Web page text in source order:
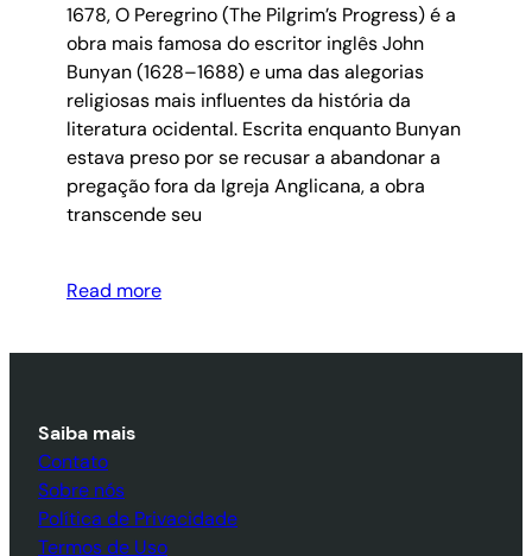
1678, O Peregrino (The Pilgrim’s Progress) é a
obra mais famosa do escritor inglês John
Bunyan (1628–1688) e uma das alegorias
religiosas mais influentes da história da
literatura ocidental. Escrita enquanto Bunyan
estava preso por se recusar a abandonar a
pregação fora da Igreja Anglicana, a obra
transcende seu
Read more
Saiba mais
Contato
Sobre nós
Política de Privacidade
Termos de Uso